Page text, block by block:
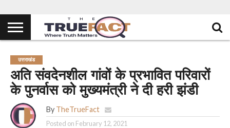
उत्तराखंड
अति संवदेनशील गांवों के प्रभावित परिवारों
के पुनर्वास को मुख्यमंत्री ने दी हरी झंडी
By TheTrueFact
Posted on February 12, 2021